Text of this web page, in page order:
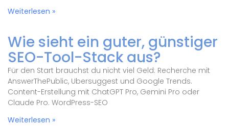
Weiterlesen »
Wie sieht ein guter, günstiger
SEO-Tool-Stack aus?
Für den Start brauchst du nicht viel Geld: Recherche mit
AnswerThePublic, Ubersuggest und Google Trends.
Content-Erstellung mit ChatGPT Pro, Gemini Pro oder
Claude Pro. WordPress-SEO
Weiterlesen »